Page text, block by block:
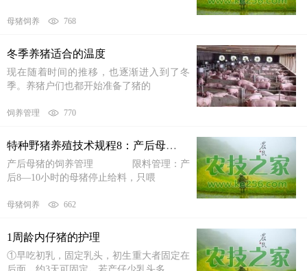
母猪饲养 768
冬季养猪适合的温度
现在随着时间的推移，也逐渐进入到了冬
季。养猪户们也都开始准备了猪的
饲养管理 770
特种野猪养殖技术规程8：产后母猪管理
产后母猪的饲养管理 限料管理：产
后8―10小时的母猪停止给料，只喂
母猪饲养 662
1周龄内仔猪的护理
①早吃初乳，固定乳头，初生重大者固定在